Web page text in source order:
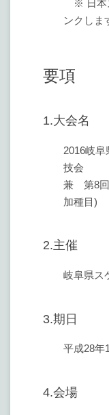
※ 日本
ンクしま
要項
1.大会名
2016岐
技会
兼 第8回
加種目)
2.主催
岐阜県ス
3.期日
平成28年
4.会場